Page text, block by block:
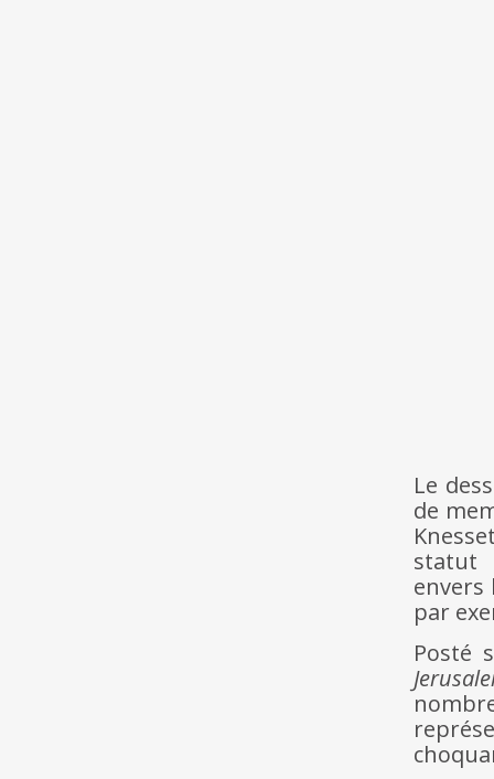
Le
de
statut
envers
par
Posté